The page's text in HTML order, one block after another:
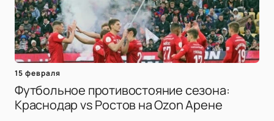
15 февраля
Футбольное противостояние сезона:
Краснодар vs Ростов на Ozon Арене